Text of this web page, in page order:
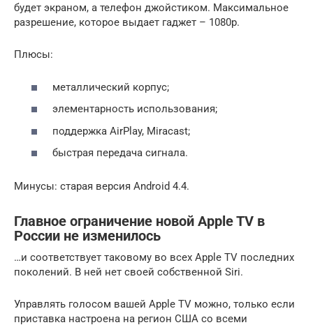
будет экраном, а телефон джойстиком. Максимальное
разрешение, которое выдает гаджет – 1080р.
Плюсы:
металлический корпус;
элементарность использования;
поддержка AirPlay, Miracast;
быстрая передача сигнала.
Минусы: старая версия Android 4.4.
Главное ограничение новой Apple TV в
России не изменилось
…и соответствует таковому во всех Apple TV последних
поколений. В ней нет своей собственной Siri.
Управлять голосом вашей Apple TV можно, только если
приставка настроена на регион США со всеми